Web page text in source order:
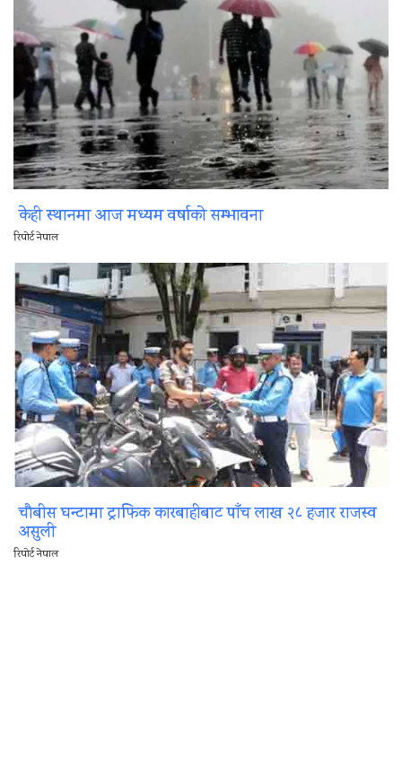
केही स्थानमा आज मध्यम वर्षाको सम्भावना
रिपोर्ट नेपाल
चौबीस घन्टामा ट्राफिक कारबाहीबाट पाँच लाख २८ हजार राजस्व
असुली
रिपोर्ट नेपाल